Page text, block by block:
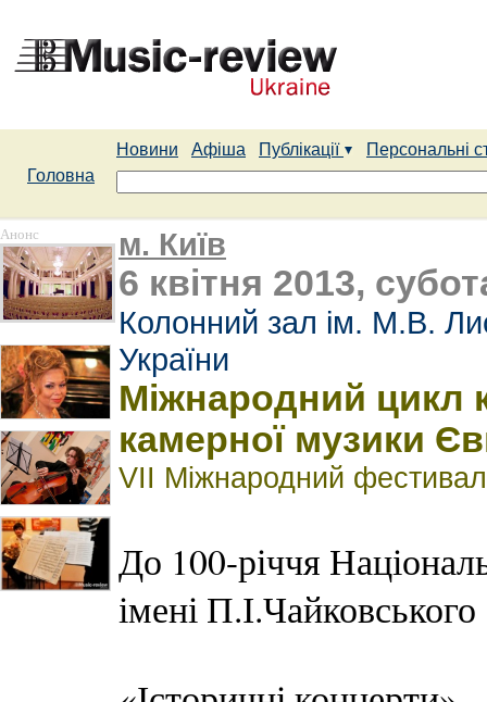
Новини Афіша Публікації
Персональні
Головна
Анонс м. Київ
6 квітня 2013,
Колонний зал ім. М.В.
України
Міжнародний цикл
камерної музики
VІІ Міжнародний
До 100-річчя
імені П.І.Чайковського